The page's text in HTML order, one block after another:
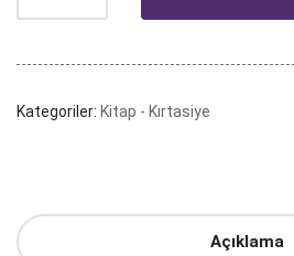
Kategoriler: Kitap - Kırtasiye
Açıklama